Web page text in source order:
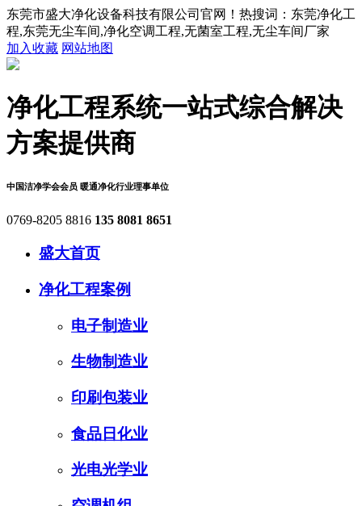
东莞市盛大净化设备科技有限公司官网！热搜词：东莞净化工
程,东莞无尘车间,净化空调工程,无菌室工程,无尘车间厂家
加入收藏 网站地图
净化工程系统一站式综合解决
方案提供商
中国洁净学会会员 暖通净化行业理事单位
0769-8205 8816 135 8081 8651
盛大首页
净化工程案例
电子制造业
生物制造业
印刷包装业
食品日化业
光电光学业